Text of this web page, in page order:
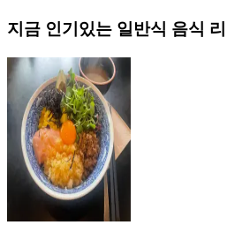
지금 인기있는 일반식 음식